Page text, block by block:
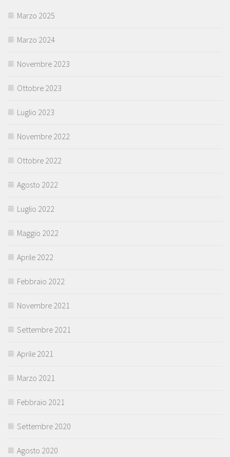
Marzo 2025
Marzo 2024
Novembre 2023
Ottobre 2023
Luglio 2023
Novembre 2022
Ottobre 2022
Agosto 2022
Luglio 2022
Maggio 2022
Aprile 2022
Febbraio 2022
Novembre 2021
Settembre 2021
Aprile 2021
Marzo 2021
Febbraio 2021
Settembre 2020
Agosto 2020